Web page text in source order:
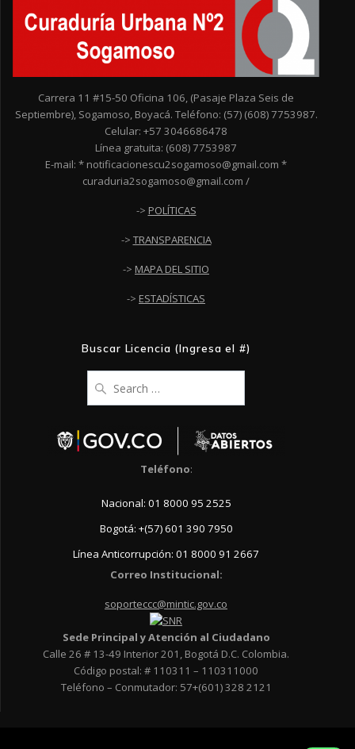
Carrera 11 #15-50 Oficina 106, (Pasaje Plaza Seis de
Septiembre), Sogamoso, Boyacá. Teléfono: (57) (608) 7753987.
Celular: +57 3046686478
Línea gratuita: (608) 7753987
E-mail: * notificacionescu2sogamoso@gmail.com *
curaduria2sogamoso@gmail.com /
-> POLÍTICAS
-> TRANSPARENCIA
-> MAPA DEL SITIO
-> ESTADÍSTICAS
Buscar Licencia (Ingresa el #)
for:
Teléfono:
Nacional: 01 8000 95 2525
Bogotá: +(57) 601 390 7950
Línea Anticorrupción: 01 8000 91 2667
Correo Institucional:
soporteccc@mintic.gov.co
Sede Principal y Atención al Ciudadano
Calle 26 # 13-49 Interior 201, Bogotá D.C. Colombia.
Código postal: # 110311 – 110311000
Teléfono – Conmutador: 57+(601) 328 2121